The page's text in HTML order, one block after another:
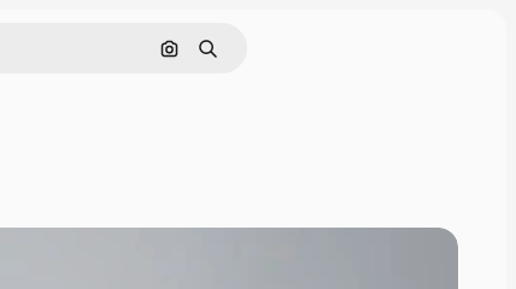
Søg efter billede
Søge